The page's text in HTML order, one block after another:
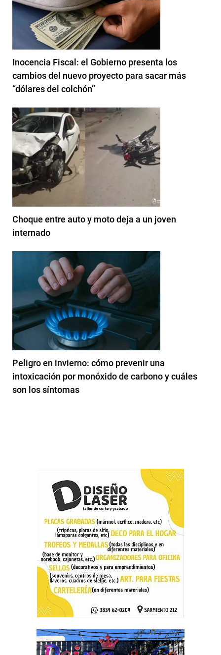
Inocencia Fiscal: el Gobierno presenta los
cambios del nuevo proyecto para sacar más
“dólares del colchón”
Choque entre auto y moto deja a un joven
internado
Peligro en invierno: cómo prevenir una
intoxicación por monóxido de carbono y cuáles
son los síntomas